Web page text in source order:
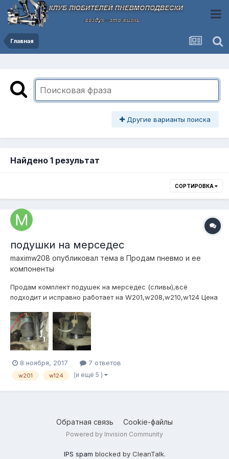
Главная
Другие варианты поиска
Найдено 1 результат
СОРТИРОВКА
подушки на мерседес
maximw208 опубликовал тема в Продам пневмо и ее
компоненты
Продам комплект подушек на мерседес (сливы),всё
подходит и исправно работает на W201,w208,w210,w124 Цена
телефону 953-153-81-62
8 ноября, 2017 7 ответов
w201 w124 (и ещё 5 )
Обратная связь Cookie-файлы
Powered by Invision Community
IPS spam blocked by CleanTalk.